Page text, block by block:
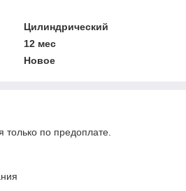
Цилиндрический
12 мес
Новое
только по предоплате.